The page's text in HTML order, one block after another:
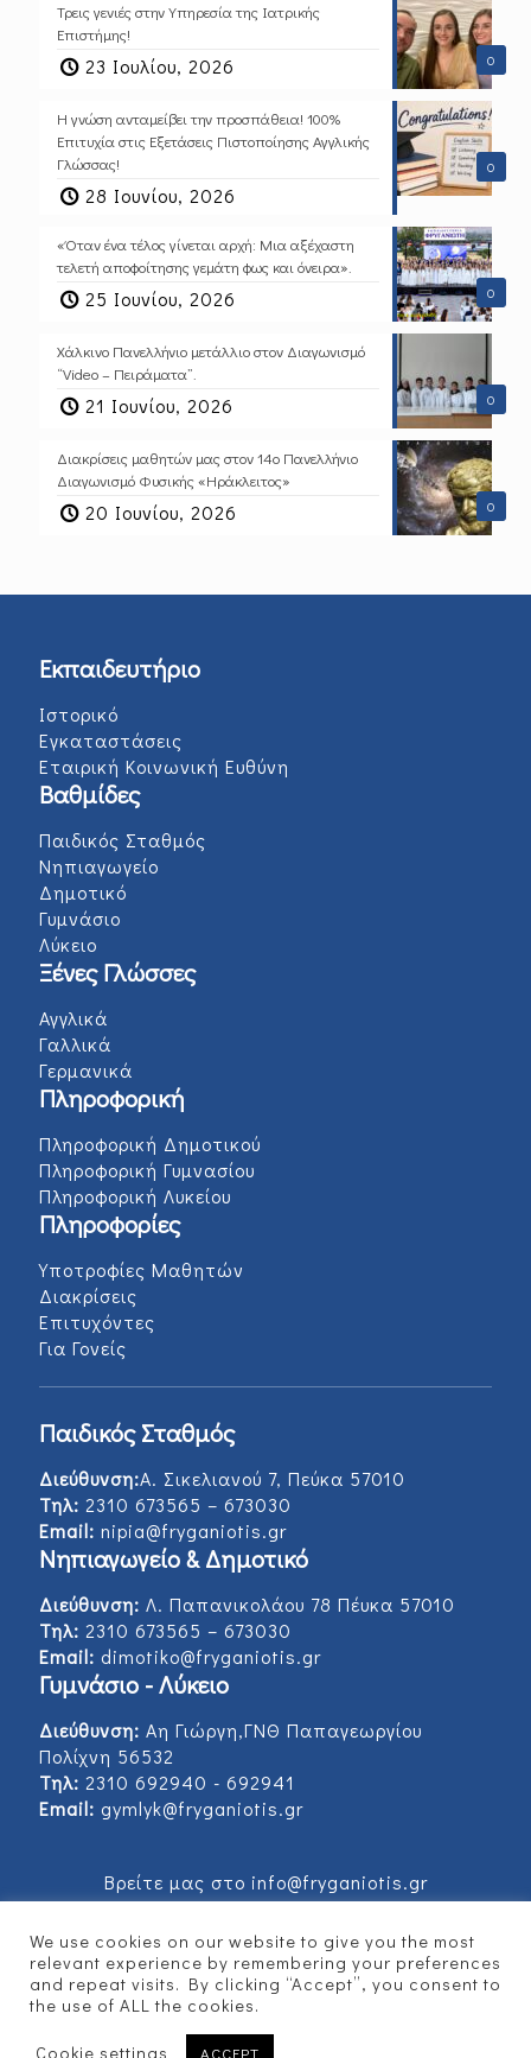
0
Τρεις γενιές στην Υπηρεσία της Ιατρικής
Επιστήμης!
23 Ιουλίου, 2026
0
Η γνώση ανταμείβει την προσπάθεια! 100%
Επιτυχία στις Εξετάσεις Πιστοποίησης Αγγλικής
Γλώσσας!
28 Ιουνίου, 2026
0
«Όταν ένα τέλος γίνεται αρχή: Μια αξέχαστη
τελετή αποφοίτησης γεμάτη φως και όνειρα».
25 Ιουνίου, 2026
0
Χάλκινο Πανελλήνιο μετάλλιο στον Διαγωνισμό
“Video – Πειράματα”.
21 Ιουνίου, 2026
0
Διακρίσεις μαθητών μας στον 14ο Πανελλήνιο
Διαγωνισμό Φυσικής «Ηράκλειτος»
20 Ιουνίου, 2026
Εκπαιδευτήριο
Ιστορικό
Εγκαταστάσεις
Εταιρική Κοινωνική Ευθύνη
Βαθμίδες
Παιδικός Σταθμός
Νηπιαγωγείο
Δημοτικό
Γυμνάσιο
Λύκειο
Ξένες Γλώσσες
Αγγλικά
Γαλλικά
Γερμανικά
Πληροφορική
Πληροφορική Δημοτικού
Πληροφορική Γυμνασίου
Πληροφορική Λυκείου
Πληροφορίες
Υποτροφίες Μαθητών
Διακρίσεις
Επιτυχόντες
Για Γονείς
Παιδικός Σταθμός
Διεύθυνση:Α. Σικελιανού 7, Πεύκα 57010
Τηλ: 2310 673565 – 673030
Email: nipia@fryganiotis.gr
Νηπιαγωγείο & Δημοτικό
Διεύθυνση: Λ. Παπανικολάου 78 Πέυκα 57010
Τηλ: 2310 673565 – 673030
Email: dimotiko@fryganiotis.gr
Γυμνάσιο - Λύκειο
Διεύθυνση: Αη Γιώργη,ΓΝΘ Παπαγεωργίου
Πολίχνη 56532
Τηλ: 2310 692940 - 692941
Email: gymlyk@fryganiotis.gr
Βρείτε μας στο info@fryganiotis.gr
© 2017 Εκπαιδευτήρια Φρυγανιώτη - Developed
byVertitech
We use cookies on our website to give you the most
relevant experience by remembering your preferences
and repeat visits. By clicking “Accept”, you consent to
the use of ALL the cookies.
Cookie settings ACCEPT